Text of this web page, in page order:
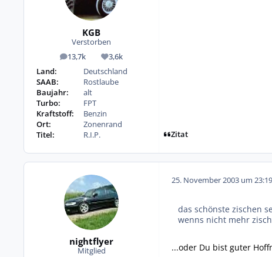
KGB
Verstorben
13,7k
Beiträge 3,6k
Reputation
Land:
Deutschland
SAAB:
Rostlaube
Baujahr:
alt
Turbo:
FPT
Kraftstoff:
Benzin
Ort:
Zonenrand
Titel:
R.I.P. Zitat
nightflyer
Mitglied
25. November 2003 um 23:19
das schönste zischen
wenns nicht mehr
...oder Du bist guter